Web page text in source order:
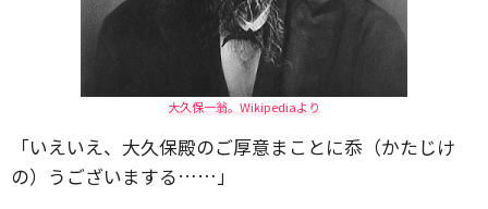
大久保一翁。Wikipediaより
「いえいえ、大久保殿のご厚意まことに忝（かたじけ
の）うございまする……」